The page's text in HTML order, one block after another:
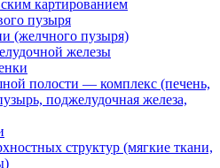
картированием
пузыря
(желчного пузыря)
железы
полости — комплекс (печень,
поджелудочная железа,
структур (мягкие ткани,